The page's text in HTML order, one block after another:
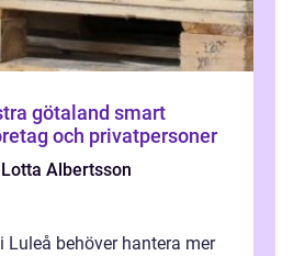
smart
och privatpersoner
Lotta Albertsson
Luleå behöver hantera mer